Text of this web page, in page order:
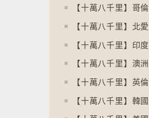
【十萬八千里】哥
【十萬八千里】印
【十萬八千里】澳
【十萬八千里】韓